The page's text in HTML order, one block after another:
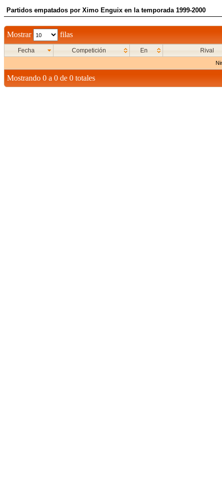
Partidos empatados por Ximo Enguix en la temporada 1999-2000
Mostrar filas
Fecha Competición En Rival
Mostrando 0 a 0 de 0 totales